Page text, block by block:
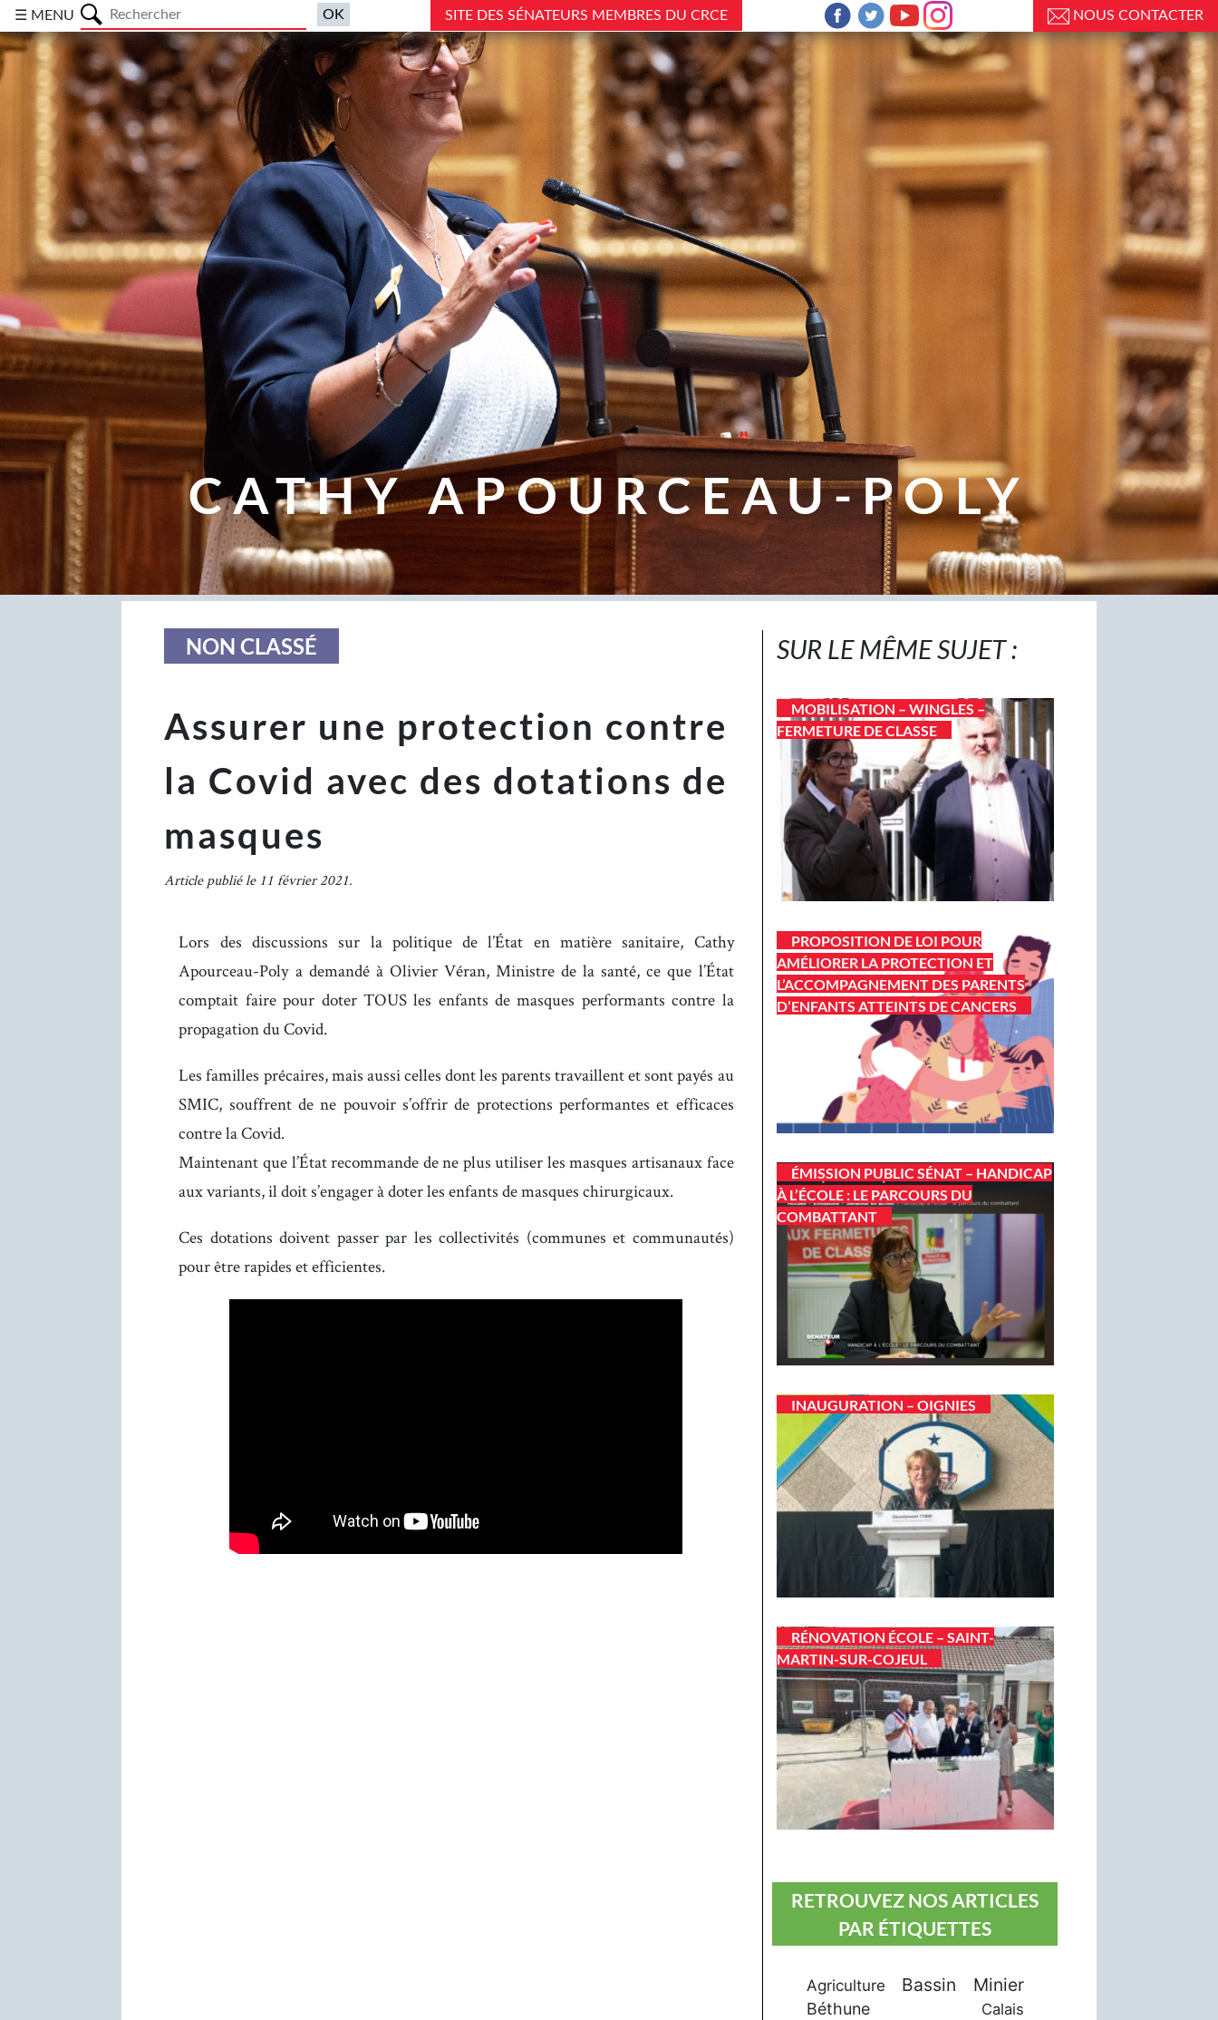
☰ MENU SITE DES SÉNATEURS MEMBRES DU CRCE NOUS CONTACTER
CATHY APOURCEAU-POLY
NON CLASSÉ
Assurer une protection contre
la Covid avec des dotations de
masques
Article publié le 11 février 2021.
Lors des discussions sur la politique de l’État en matière sanitaire, Cathy
Apourceau-Poly a demandé à Olivier Véran, Ministre de la santé, ce que l’État
comptait faire pour doter TOUS les enfants de masques performants contre la
propagation du Covid.
Les familles précaires, mais aussi celles dont les parents travaillent et sont payés au
SMIC, souffrent de ne pouvoir s’offrir de protections performantes et efficaces
contre la Covid.
Maintenant que l’État recommande de ne plus utiliser les masques artisanaux face
aux variants, il doit s’engager à doter les enfants de masques chirurgicaux.
Ces dotations doivent passer par les collectivités (communes et communautés)
pour être rapides et efficientes.
SUR LE MÊME SUJET :
MOBILISATION – WINGLES –
FERMETURE DE CLASSE
PROPOSITION DE LOI POUR
AMÉLIORER LA PROTECTION ET
L’ACCOMPAGNEMENT DES PARENTS
D’ENFANTS ATTEINTS DE CANCERS
ÉMISSION PUBLIC SÉNAT – HANDICAP
À L’ÉCOLE : LE PARCOURS DU
COMBATTANT
INAUGURATION – OIGNIES
RÉNOVATION ÉCOLE – SAINT-
MARTIN-SUR-COJEUL
RETROUVEZ NOS ARTICLES
PAR ÉTIQUETTES
Agriculture Bassin Minier
Béthune Calais